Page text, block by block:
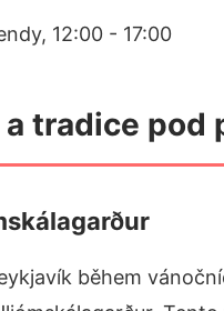
12:00 - 17:00
tradice pod
během